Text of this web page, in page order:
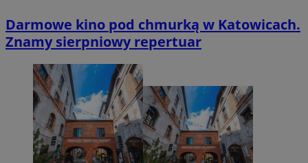
Darmowe kino pod chmurką w Katowicach.
Znamy sierpniowy repertuar